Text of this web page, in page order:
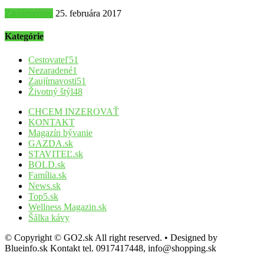
Zaujímavosti 25. februára 2017
Kategórie
Cestovateľ51
Nezaradené1
Zaujímavosti51
Životný štýl48
CHCEM INZEROVAŤ
KONTAKT
Magazín bývanie
GAZDA.sk
STAVITEĽ.sk
BOLD.sk
Família.sk
News.sk
Top5.sk
Wellness Magazin.sk
Šálka kávy
© Copyright © GO2.sk All right reserved. • Designed by
Blueinfo.sk Kontakt tel. 0917417448, info@shopping.sk